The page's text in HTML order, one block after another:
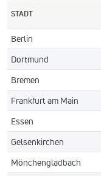
STADT
Berlin
Dortmund
Bremen
Frankfurt am Main
Essen
Gelsenkirchen
Mönchengladbach